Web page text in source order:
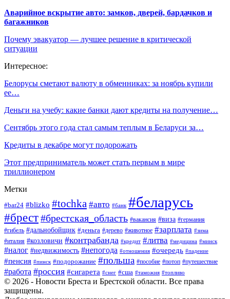
Аварийное вскрытие авто: замков, дверей, бардачков и
багажников
Почему эвакуатор — лучшее решение в критической
ситуации
Интересное:
Белорусы сметают валюту в обменниках: за ноябрь купили
ее…
Деньги на учебу: какие банки дают кредиты на получение…
Сентябрь этого года стал самым теплым в Беларуси за…
Кредиты в декабре могут подорожать
Этот предприниматель может стать первым в мире
триллионером
Метки
#bar24 #blizko #tochka #авто #банк #беларусь
#брест#брестская_область #вакансия #виза #германия
#гибель #дальнобойщик #деньга #дерево #животное #зарплата #зима
#италия #козловичи #контрабанда #кредит #литва #медицина #минск
#налог #недвижимость #непогода #отношения #очередь #падение
#пенсия #пинск #подорожание #польша #пособие #потоп #путешествие
#работа #россия #сигарета #снег #сша #таможня #топливо
© 2026 - Новости Бреста и Брестской области. Все права
защищены.